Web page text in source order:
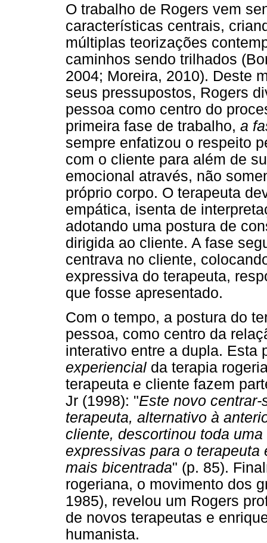
O trabalho de Rogers vem
características centrais,
múltiplas teorizações
caminhos sendo trilhados
2004; Moreira, 2010). Deste
seus pressupostos, Rogers
pessoa como centro do
primeira fase de trabalho, a
sempre enfatizou o respeito
com o cliente para além de
emocional através, não
próprio corpo. O terapeuta
empática, isenta de
adotando uma postura de
dirigida ao cliente. A fase
centrava no cliente,
expressiva do terapeuta,
que fosse apresentado.
Com o tempo, a postura do
pessoa, como centro da
interativo entre a dupla. Esta
experiencial da terapia
terapeuta e cliente fazem
Jr (1998): "Este novo
terapeuta, alternativo à
cliente, descortinou toda
expressivas para o terapeuta
mais bicentrada" (p. 85).
rogeriana, o movimento dos
1985), revelou um Rogers
de novos terapeutas e
humanista.